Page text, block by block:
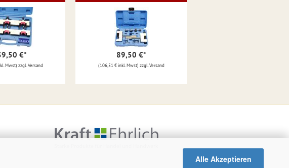
Alle Akzeptieren
€*
Mwst) zzgl. Versand
89,50 €*
(106,51 € inkl. Mwst) zzgl. Versand